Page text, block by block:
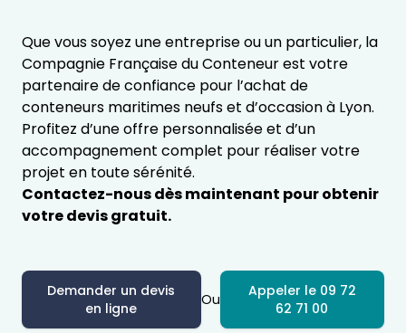
Que vous soyez une entreprise ou un particulier, la
Compagnie Française du Conteneur est votre
partenaire de confiance pour l’achat de
conteneurs maritimes neufs et d’occasion à Lyon.
Profitez d’une offre personnalisée et d’un
accompagnement complet pour réaliser votre
projet en toute sérénité.
Contactez-nous dès maintenant pour obtenir
votre devis gratuit.
Demander un devis
en ligne
Ou
Appeler le 09 72
62 71 00